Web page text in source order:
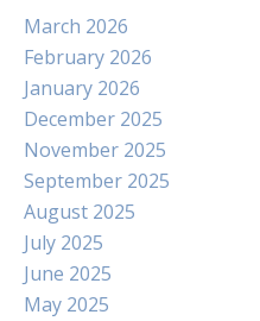
March 2026
February 2026
January 2026
December 2025
November 2025
September 2025
August 2025
July 2025
June 2025
May 2025